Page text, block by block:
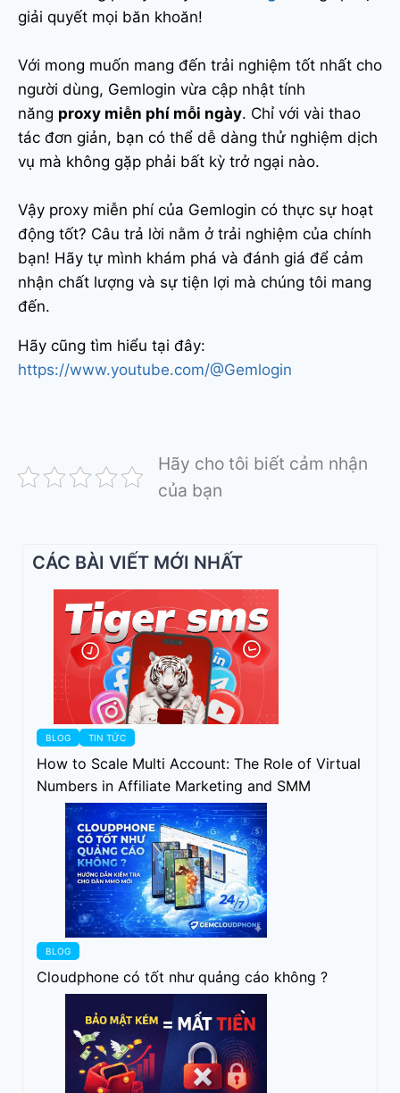
giải quyết mọi băn khoăn!
Với mong muốn mang đến trải nghiệm tốt nhất cho
người dùng, Gemlogin vừa cập nhật tính
năng proxy miễn phí mỗi ngày. Chỉ với vài thao
tác đơn giản, bạn có thể dễ dàng thử nghiệm dịch
vụ mà không gặp phải bất kỳ trở ngại nào.
Vậy proxy miễn phí của Gemlogin có thực sự hoạt
động tốt? Câu trả lời nằm ở trải nghiệm của chính
bạn! Hãy tự mình khám phá và đánh giá để cảm
nhận chất lượng và sự tiện lợi mà chúng tôi mang
đến.
Hãy cũng tìm hiểu tại đây:
https://www.youtube.com/@Gemlogin
Hãy cho tôi biết cảm nhận
của bạn
CÁC BÀI VIẾT MỚI NHẤT
BLOG TIN TỨC
How to Scale Multi Account: The Role of Virtual
Numbers in Affiliate Marketing and SMM
BLOG
Cloudphone có tốt như quảng cáo không ?